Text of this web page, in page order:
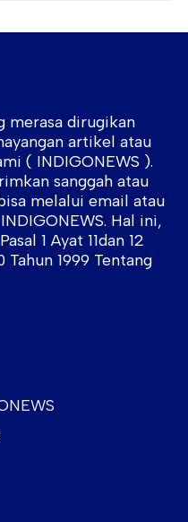
merasa dirugikan
artikel atau
( INDIGONEWS ).
sanggah atau
melalui email atau
Hal ini,
1 Ayat 11dan 12
1999 Tentang